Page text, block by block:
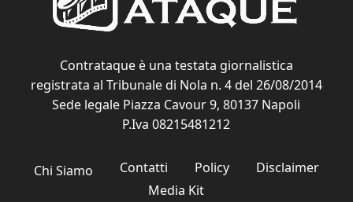
Contrataque è una testata giornalistica
registrata al Tribunale di Nola n. 4 del 26/08/2014
Sede legale Piazza Cavour 9, 80137 Napoli
P.Iva 08215481212
Chi Siamo Contatti Policy
Disclaimer
Media Kit